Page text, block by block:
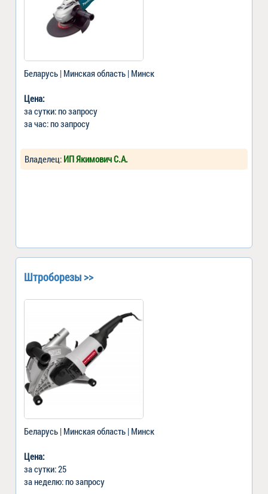
Беларусь | Минская область | Минск
Цена:
за сутки: по запросу
за час: по запросу
Владелец: ИП Якимович С.А.
Штроборезы >>
Беларусь | Минская область | Минск
Цена:
за сутки: 25
за неделю: по запросу